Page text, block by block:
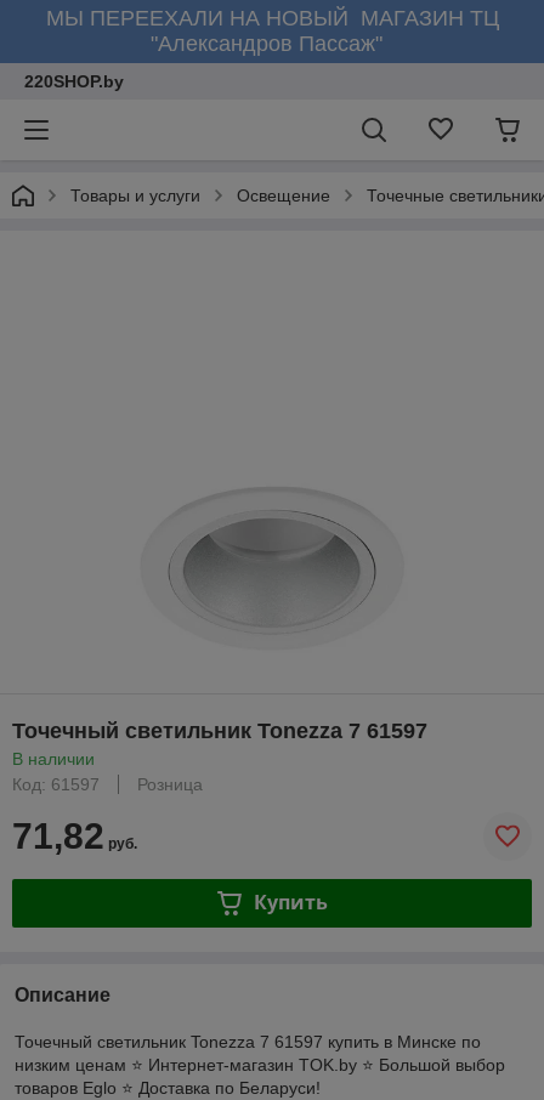
МЫ ПЕРЕЕХАЛИ НА НОВЫЙ МАГАЗИН ТЦ
"Александров Пассаж"
220SHOP.by
Товары и услуги Освещение Точечные
Точечный светильник Tonezza 7 61597
В наличии
Код: 61597
Розница
71,82 руб.
Купить
Описание
Точечный светильник Tonezza 7 61597 купить в Минске по
низким ценам ⭐️ Интернет-магазин TOK.by ⭐️ Большой выбор
товаров Eglo ⭐️ Доставка по Беларуси!